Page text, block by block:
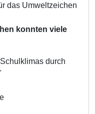
das Umweltzeichen
konnten viele
durch